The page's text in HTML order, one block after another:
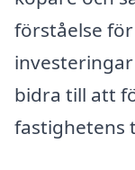
förståelse
bidra till att
fastighetens